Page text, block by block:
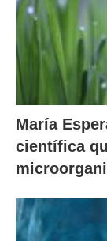
María
científica